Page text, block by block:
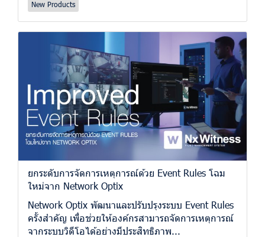
New Products
ยกระดับการจัดการเหตุการณ์ด้วย Event Rules โฉม
ใหม่จาก Network Optix
Network Optix พัฒนาและปรับปรุงระบบ Event Rules
ครั้งสำคัญ เพื่อช่วยให้องค์กรสามารถจัดการเหตุการณ์
จากระบบวิดีโอได้อย่างมีประสิทธิภาพ...